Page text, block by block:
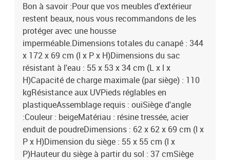
Bon à savoir :Pour que vos meubles d'extérieur
restent beaux, nous vous recommandons de les
protéger avec une housse
imperméable.Dimensions totales du canapé : 344
x 172 x 69 cm (l x P x H)Dimensions du sac
résistant à l'eau : 55 x 53 x 34 cm (L x l x
H)Capacité de charge maximale (par siège) : 110
kgRésistance aux UVPieds réglables en
plastiqueAssemblage requis : ouiSiège d'angle
:Couleur : beigeMatériau : résine tressée, acier
enduit de poudreDimensions : 62 x 62 x 69 cm (l x
P x H)Dimension du siège : 55 x 55 cm (l x
P)Hauteur du siège à partir du sol : 37 cmSiège